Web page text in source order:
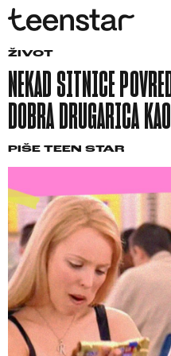
ŽIVOT
NEKAD SITNICE
DOBRA DRUGARICA
PIŠE TEEN STAR